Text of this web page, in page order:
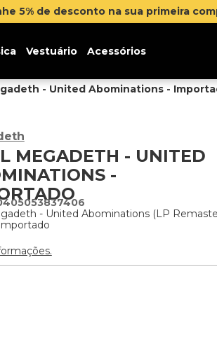
Vestuário Acessórios
- United Abominations -
MEGADETH - UNITED
-
- United Abominations (LP